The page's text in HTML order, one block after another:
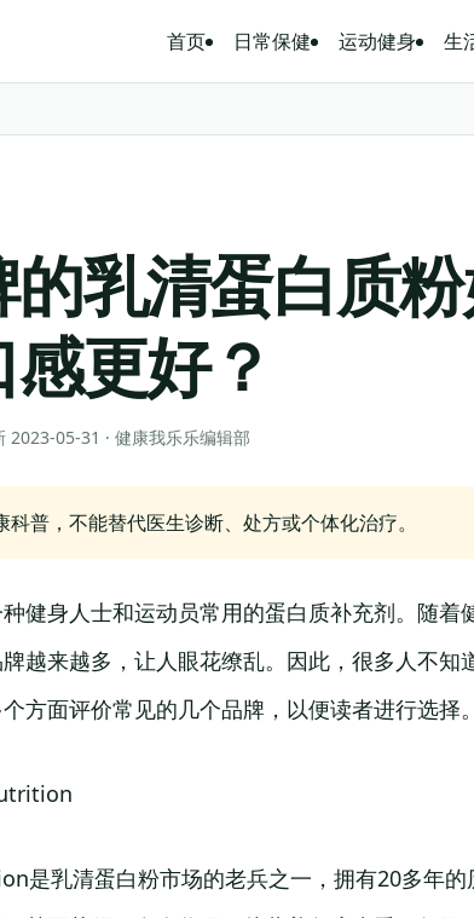
首页 日常保健 运动健身 生
乳清蛋白质
更好？
2023-05-31 · 健康我乐乐编辑部
普，不能替代医生诊断、处方或个体化治疗。
健身人士和运动员常用的蛋白质补充剂。随着
越来越多，让人眼花缭乱。因此，很多人不知
方面评价常见的几个品牌，以便读者进行选择。
是乳清蛋白粉市场的老兵之一，拥有20多年的